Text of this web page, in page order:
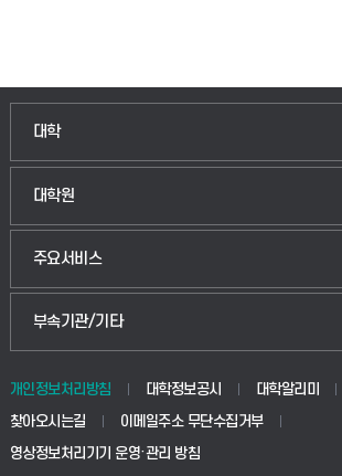
대학
인문융합공공인재학부
법경영학부
생명공학부
대학원
일반대학원
산업대학원
공공정책대학원
교육대학원
주요서비스
입학안내
웹메일
학사시스템(전문학사 및 전공심화)
부속기관/기타
중앙도서관
학생생활관(안성)
개인정보처리방침 대학정보공시 대학알리미
찾아오시는길
이메일주소 무단수집거부
영상정보처리기기 운영·관리 방침